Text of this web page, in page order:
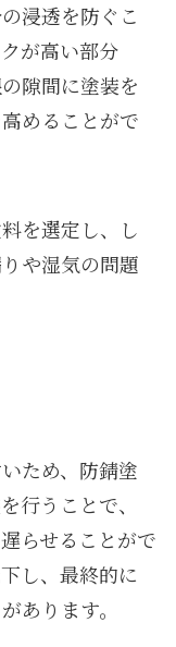
浸透を防ぐこ
が高い部分
隙間に塗装を
めることがで
を選定し、し
や湿気の問題
ため、防錆塗
行うことで、
らせることがで
し、最終的に
あります。